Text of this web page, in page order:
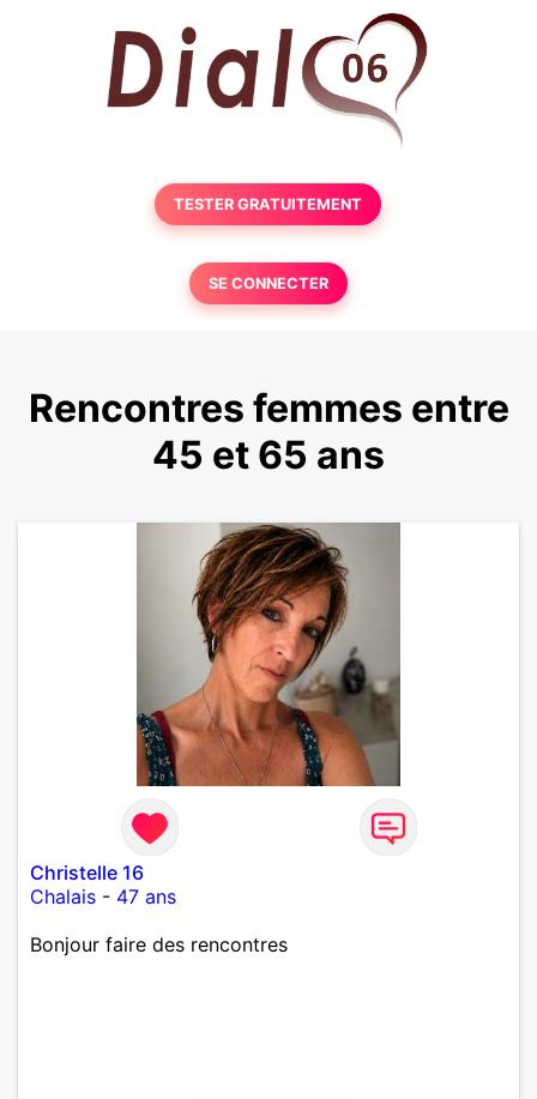
TESTER GRATUITEMENT
SE CONNECTER
Rencontres femmes entre
45 et 65 ans
Christelle 16
Chalais - 47 ans
Bonjour faire des rencontres